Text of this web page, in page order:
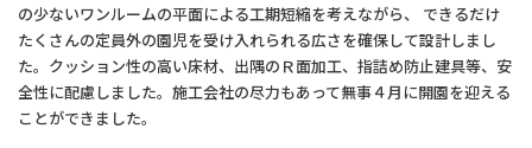
の少ないワンルームの平面による工期短縮を考えながら、 できるだけ
たくさんの定員外の園児を受け入れられる広さを確保して設計しまし
た。クッション性の高い床材、出隅のＲ面加工、指詰め防止建具等、安
全性に配慮しました。施工会社の尽力もあって無事４月に開園を迎える
ことができました。